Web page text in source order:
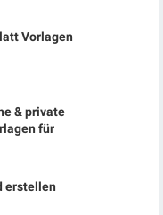
Vorlagen
& private
für
erstellen